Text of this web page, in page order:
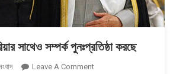
সাথেও সম্পর্ক পুনঃপ্রতিষ্ঠা করছে
Leave A CommentOn